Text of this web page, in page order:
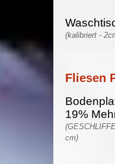
(kalibriert -
Fliesen
19%
cm)